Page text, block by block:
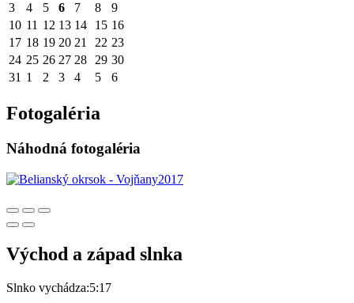
3
4 5 6 7 8
9
10 11 12 13 14 15 16
17 18 19 20 21 22 23
24 25 26 27 28 29 30
31 1 2 3 4 5 6
Fotogaléria
Náhodná fotogaléria
Východ a západ slnka
Slnko vychádza:5:17